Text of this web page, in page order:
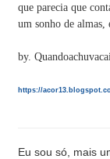
que parecia que
um sonho de almas,
by.
https://
Eu sou só, mais